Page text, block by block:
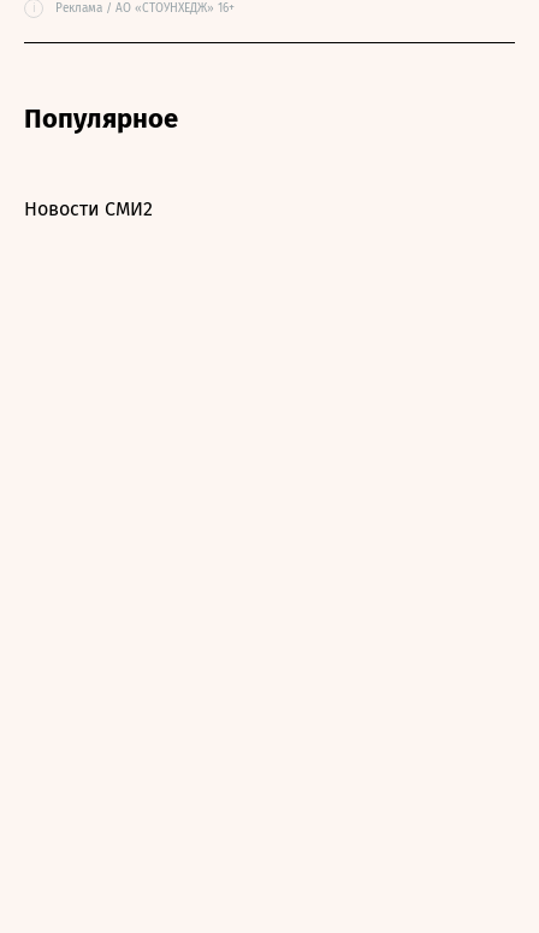
i Реклама / АО «СТОУНХЕДЖ» 16+
Популярное
Новости СМИ2